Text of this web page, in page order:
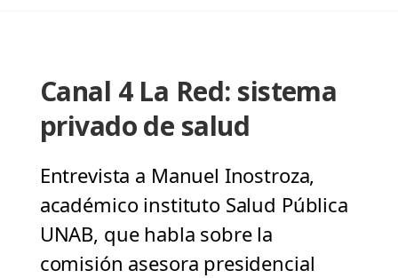
Canal 4 La Red: sistema
privado de salud
Entrevista a Manuel Inostroza,
académico instituto Salud Pública
UNAB, que habla sobre la
comisión asesora presidencial